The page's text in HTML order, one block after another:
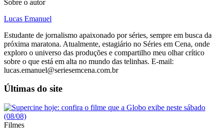
Sobre o autor
Lucas Emanuel
Estudante de jornalismo apaixonado por séries, sempre em busca da
próxima maratona. Atualmente, estagiário no Séries em Cena, onde
exploro o universo das produções e compartilho meu olhar crítico
sobre o que está em alta no mundo das telinhas. E-mail:
lucas.emanuel@seriesemcena.com.br
Últimas do site
Filmes